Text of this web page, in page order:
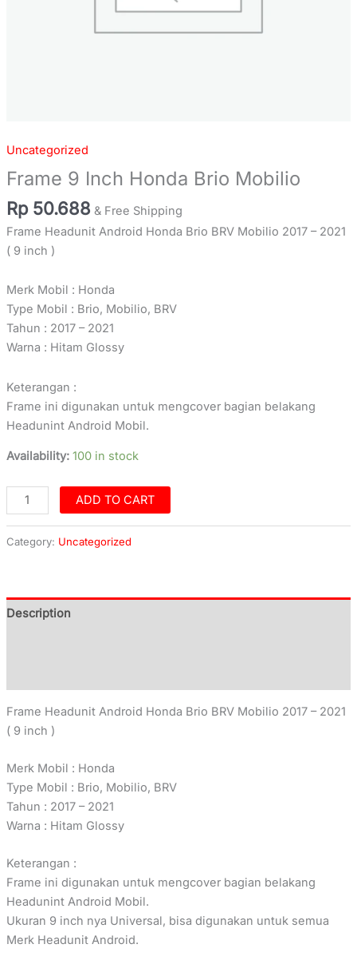
Uncategorized
Frame 9 Inch Honda Brio Mobilio
Rp 50.688 & Free Shipping
Frame Headunit Android Honda Brio BRV Mobilio 2017 – 2021
( 9 inch )
Merk Mobil : Honda
Type Mobil : Brio, Mobilio, BRV
Tahun : 2017 – 2021
Warna : Hitam Glossy
Keterangan :
Frame ini digunakan untuk mengcover bagian belakang
Headunint Android Mobil.
Availability: 100 in stock
ADD TO CART
Category: Uncategorized
Description
Frame Headunit Android Honda Brio BRV Mobilio 2017 – 2021
( 9 inch )
Merk Mobil : Honda
Type Mobil : Brio, Mobilio, BRV
Tahun : 2017 – 2021
Warna : Hitam Glossy
Keterangan :
Frame ini digunakan untuk mengcover bagian belakang
Headunint Android Mobil.
Ukuran 9 inch nya Universal, bisa digunakan untuk semua
Merk Headunit Android.